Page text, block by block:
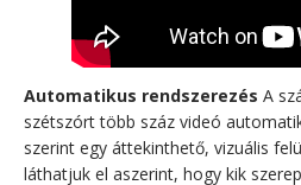
Automatikus rendszerezés A
szétszórt több száz videó
szerint egy áttekinthető, vizuális
láthatjuk el aszerint, hogy kik